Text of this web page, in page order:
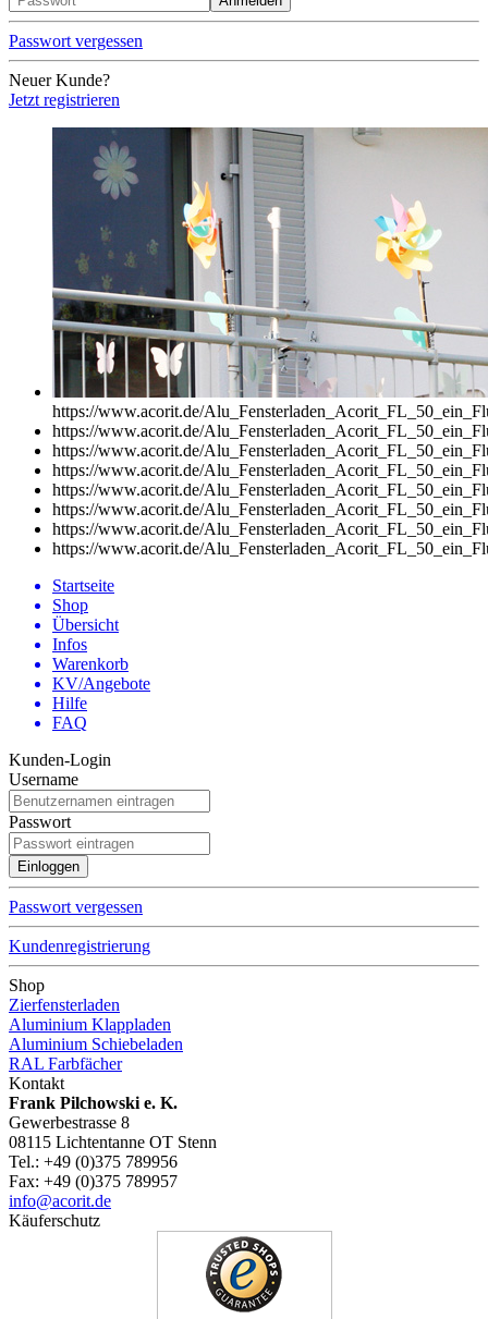
Passwort vergessen
Neuer Kunde?
Jetzt registrieren
https://www.acorit.de/
https://www.acorit.de/
https://www.acorit.de/
https://www.acorit.de/
https://www.acorit.de/
https://www.acorit.de/
https://www.acorit.de/
https://www.acorit.de/
Startseite
Shop
Übersicht
Infos
Warenkorb
KV/Angebote
Hilfe
FAQ
Kunden-Login
Username
Passwort
Passwort vergessen
Kundenregistrierung
Shop
Zierfensterladen
Aluminium Klappladen
Aluminium Schiebeladen
RAL Farbfächer
Kontakt
Frank Pilchowski e. K.
Gewerbestrasse 8
08115 Lichtentanne OT Stenn
Tel.: +49 (0)375 789956
Fax: +49 (0)375 789957
info@acorit.de
Käuferschutz